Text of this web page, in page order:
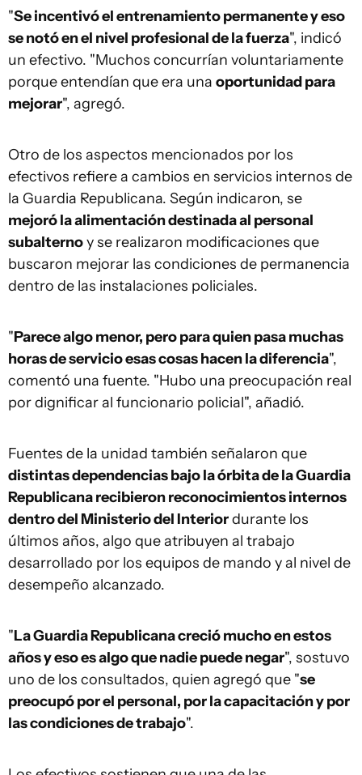
"Se incentivó el entrenamiento permanente y eso
se notó en el nivel profesional de la fuerza", indicó
un efectivo. "Muchos concurrían voluntariamente
porque entendían que era una oportunidad para
mejorar", agregó.
Otro de los aspectos mencionados por los
efectivos refiere a cambios en servicios internos de
la Guardia Republicana. Según indicaron, se
mejoró la alimentación destinada al personal
subalternoy se realizaron modificaciones que
buscaron mejorar las condiciones de permanencia
dentro de las instalaciones policiales.
"Parece algo menor, pero para quien pasa muchas
horas de servicio esas cosas hacen la diferencia",
comentó una fuente. "Hubo una preocupación real
por dignificar al funcionario policial", añadió.
Fuentes de la unidad también señalaron que
distintas dependencias bajo la órbita de la Guardia
Republicana recibieron reconocimientos internos
dentro del Ministerio del Interiordurante los
últimos años, algo que atribuyen al trabajo
desarrollado por los equipos de mando y al nivel de
desempeño alcanzado.
"La Guardia Republicana creció mucho en estos
años y eso es algo que nadie puede negar", sostuvo
uno de los consultados, quien agregó que "se
preocupó por el personal, por la capacitación y por
las condiciones de trabajo".